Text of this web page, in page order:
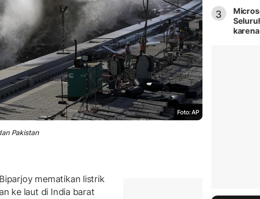
Foto: AP
Pakistan
mematikan listrik
ke laut di India barat
3